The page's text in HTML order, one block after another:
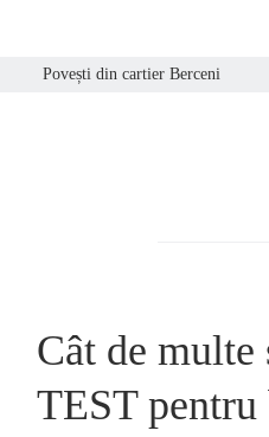
Povești din cartier Berceni
Cât de
TEST pentru